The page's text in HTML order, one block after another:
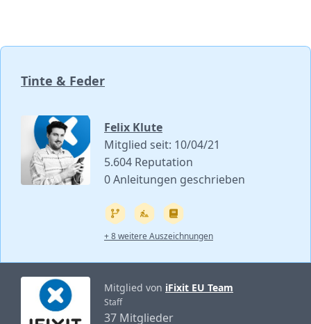
Tinte & Feder
Felix Klute
Mitglied seit: 10/04/21
5.604 Reputation
0 Anleitungen geschrieben
+ 8 weitere Auszeichnungen
Mitglied von iFixit EU Team
Staff
37 Mitglieder